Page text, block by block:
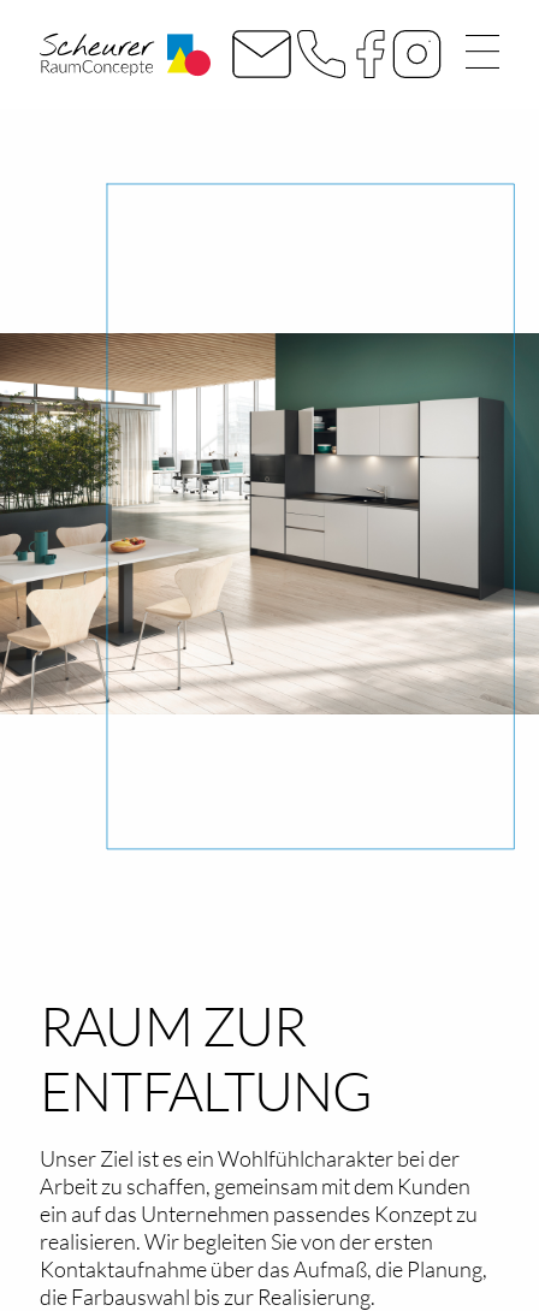
RAUM ZUR
ENTFALTUNG
Unser Ziel ist es ein Wohlfühlcharakter bei der
Arbeit zu schaffen, gemeinsam mit dem Kunden
ein auf das Unternehmen passendes Konzept zu
realisieren. Wir begleiten Sie von der ersten
Kontaktaufnahme über das Aufmaß, die Planung,
die Farbauswahl bis zur Realisierung.